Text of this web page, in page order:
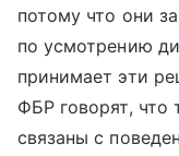
потому что они
по усмотрению
принимает эти
ФБР говорят, что
связаны с